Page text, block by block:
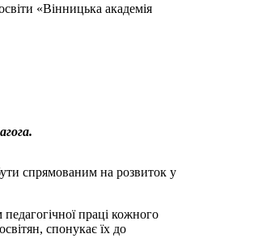
«Вінницька академія
спрямованим на розвиток у
праці кожного
спонукає їх до